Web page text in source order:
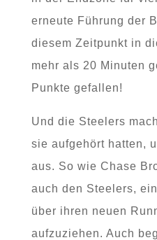
erneute Führung der
diesem Zeitpunkt in
mehr als 20 Minuten
Punkte gefallen!
Und die Steelers
sie aufgehört hatten,
aus. So wie Chase
auch den Steelers,
über ihren neuen
aufzuziehen. Auch